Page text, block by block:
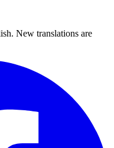
New translations are